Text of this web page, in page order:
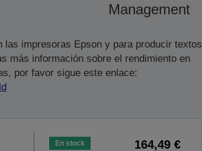
Management
impresoras Epson y para producir textos
más información sobre el rendimiento en
por favor sigue este enlace:
En stock 164,49 €